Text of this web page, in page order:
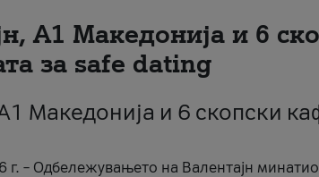
A1 Македонија и 6
за safe dating
Македонија и 6 скопски
г. – Одбележувањето на Валентајн